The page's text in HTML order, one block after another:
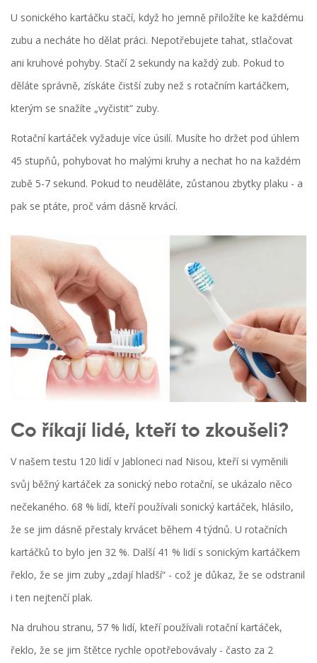
U sonického kartáčku stačí, když ho jemně přiložíte ke každému
zubu a necháte ho dělat práci. Nepotřebujete tahat, stlačovat
ani kruhové pohyby. Stačí 2 sekundy na každý zub. Pokud to
děláte správně, získáte čistší zuby než s rotačním kartáčkem,
kterým se snažíte „vyčistit“ zuby.
Rotační kartáček vyžaduje více úsilí. Musíte ho držet pod úhlem
45 stupňů, pohybovat ho malými kruhy a nechat ho na každém
zubě 5-7 sekund. Pokud to neuděláte, zůstanou zbytky plaku - a
pak se ptáte, proč vám dásně krvácí.
Co říkají lidé, kteří to zkoušeli?
V našem testu 120 lidí v Jabloneci nad Nisou, kteří si vyměnili
svůj běžný kartáček za sonický nebo rotační, se ukázalo něco
nečekaného. 68 % lidí, kteří používali sonický kartáček, hlásilo,
že se jim dásně přestaly krvácet během 4 týdnů. U rotačních
kartáčků to bylo jen 32 %. Další 41 % lidí s sonickým kartáčkem
řeklo, že se jim zuby „zdají hladší“ - což je důkaz, že se odstranil
i ten nejtenčí plak.
Na druhou stranu, 57 % lidí, kteří používali rotační kartáček,
řeklo, že se jim štětce rychle opotřebovávaly - často za 2